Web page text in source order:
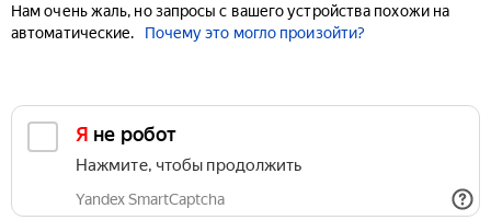
Нам очень жаль, но запросы с вашего устройства похожи на
автоматические.
Почему это могло произойти?
Я не робот
Нажмите, чтобы продолжить
Yandex SmartCaptcha